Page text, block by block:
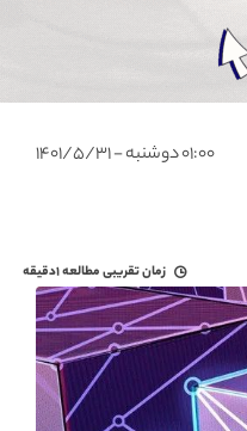
۰۱:۰۰ دوشنبه - ۱۴۰۱/۵/۳۱
زمان تقریبی مطالعه۱دقیقه